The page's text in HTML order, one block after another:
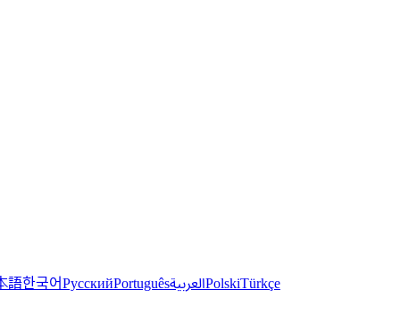
語한국어РусскийPortuguêsالعربيةPolskiTürkçe